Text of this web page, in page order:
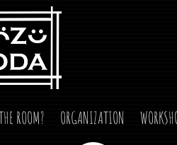
ROOM? ORGANIZATION